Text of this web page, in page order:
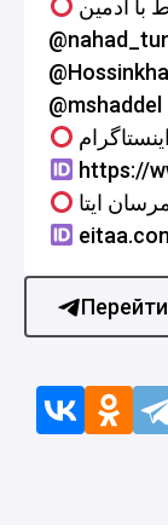
@mshaddel
https://
Перейти